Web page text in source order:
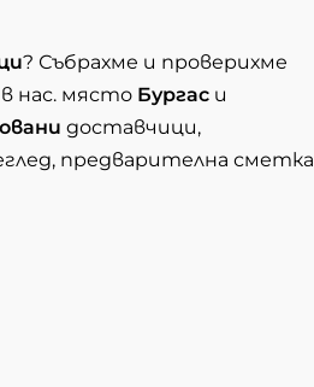
? Събрахме и проверихме
нас. място Бургас и
доставчици,
предварителна сметка